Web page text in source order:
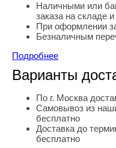
Наличными или
заказа на складе
При оформлении
Безналичным
Подробнее
Варианты
По г. Москва
Самовывоз из
бесплатно
Доставка до
бесплатно